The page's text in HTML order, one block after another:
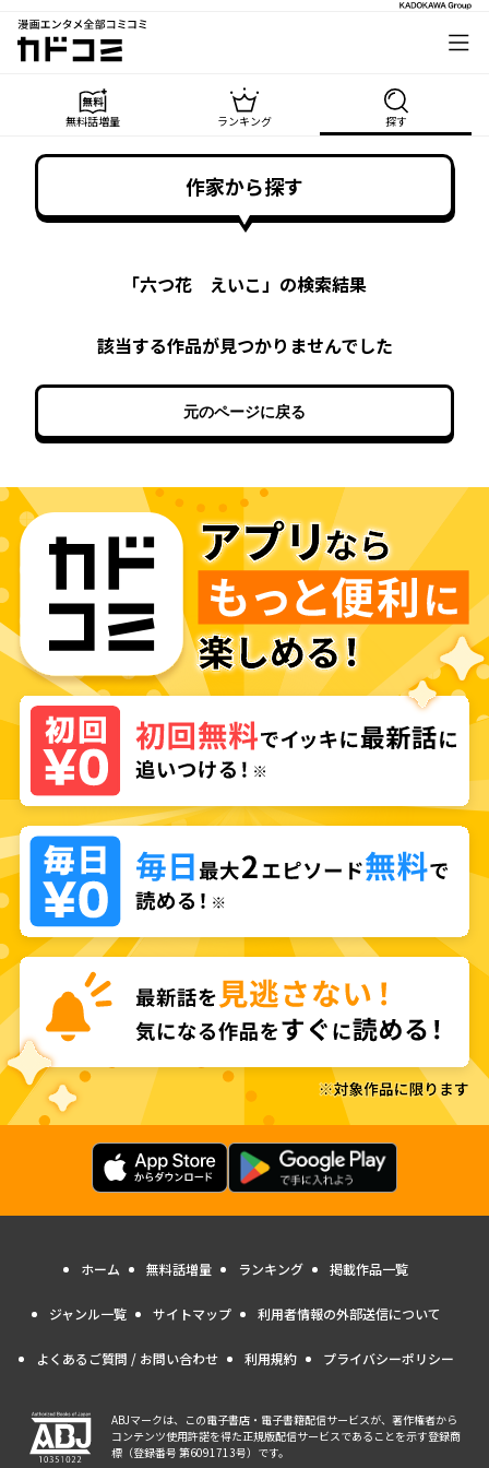
漫画エンタメ全部コミコミ
カドコミ
無料話増量 ランキング 探す
作家から探す
「六つ花 えいこ」の検索結果
該当する作品が見つかりませんでした
元のページに戻る
ホーム 無料話増量 ランキング 掲載作品一覧
ジャンル一覧 サイトマップ 利用者情報の外部送信について
よくあるご質問 / お問い合わせ 利用規約 プライバシーポリシー
ABJマークは、この電子書店・電子書籍配信サービスが、著作権者から
コンテンツ使用許諾を得た正規版配信サービスであることを示す登録商
標（登録番号 第6091713号）です。